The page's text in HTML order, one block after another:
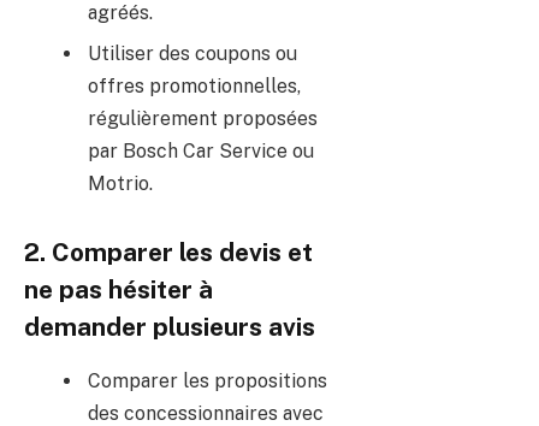
agréés.
Utiliser des coupons ou
offres promotionnelles,
régulièrement proposées
par Bosch Car Service ou
Motrio.
2. Comparer les devis et
ne pas hésiter à
demander plusieurs avis
Comparer les propositions
des concessionnaires avec